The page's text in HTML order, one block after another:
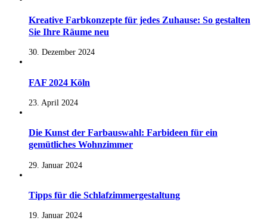
Kreative Farbkonzepte für jedes Zuhause: So gestalten
Sie Ihre Räume neu
30. Dezember 2024
FAF 2024 Köln
23. April 2024
Die Kunst der Farbauswahl: Farbideen für ein
gemütliches Wohnzimmer
29. Januar 2024
Tipps für die Schlafzimmergestaltung
19. Januar 2024